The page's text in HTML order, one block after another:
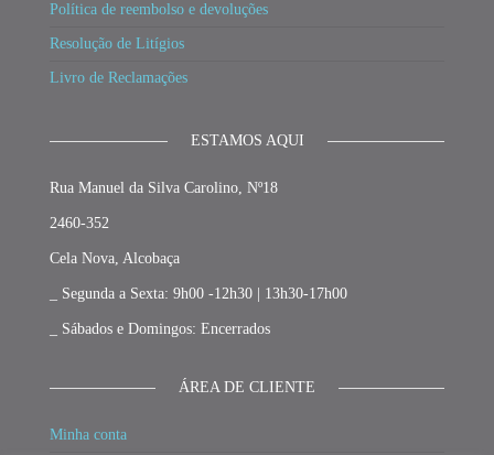
Política de reembolso e devoluções
Resolução de Litígios
Livro de Reclamações
ESTAMOS AQUI
Rua Manuel da Silva Carolino, Nº18
2460-352
Cela Nova, Alcobaça
_ Segunda a Sexta: 9h00 -12h30 | 13h30-17h00
_ Sábados e Domingos: Encerrados
ÁREA DE CLIENTE
Minha conta